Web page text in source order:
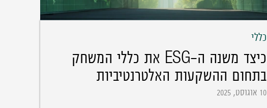
כללי
כיצד משנה ה-ESG את כללי המשחק
בתחום ההשקעות האלטרנטיביות
10 אוגוסט, 2025